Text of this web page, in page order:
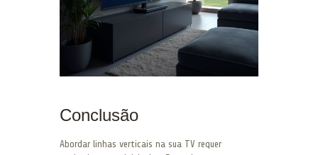
Conclusão
Abordar linhas verticais na sua TV requer